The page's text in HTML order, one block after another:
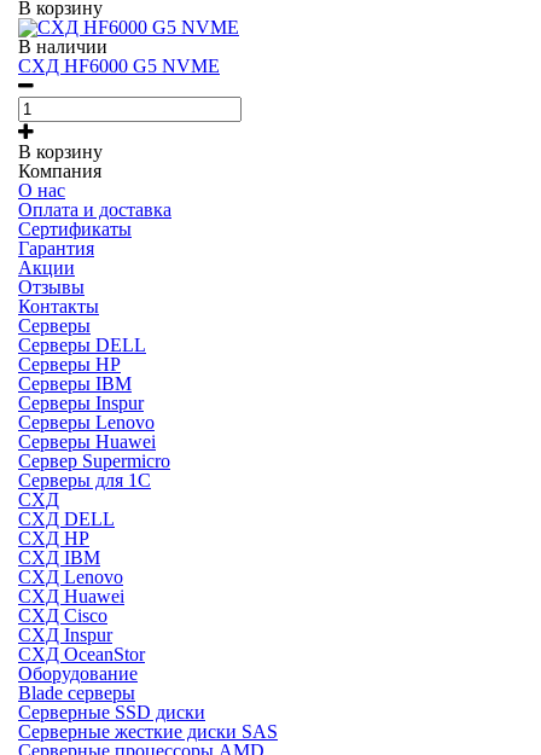
В корзину
В наличии
СХД HF6000 G5 NVME
В корзину
Компания
О нас
Оплата и доставка
Сертификаты
Гарантия
Акции
Отзывы
Контакты
Серверы
Серверы DELL
Серверы HP
Серверы IBM
Серверы Inspur
Серверы Lenovo
Серверы Huawei
Сервер Supermicro
Серверы для 1C
СХД
СХД DELL
СХД HP
СХД IBM
СХД Lenovo
СХД Huawei
СХД Cisco
СХД Inspur
СХД OceanStor
Оборудование
Blade серверы
Серверные SSD диски
Cерверные жесткие диски SAS
Серверные процессоры AMD